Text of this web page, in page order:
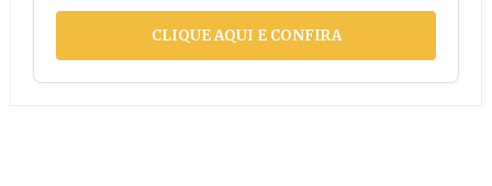
CLIQUE AQUI E CONFIRA